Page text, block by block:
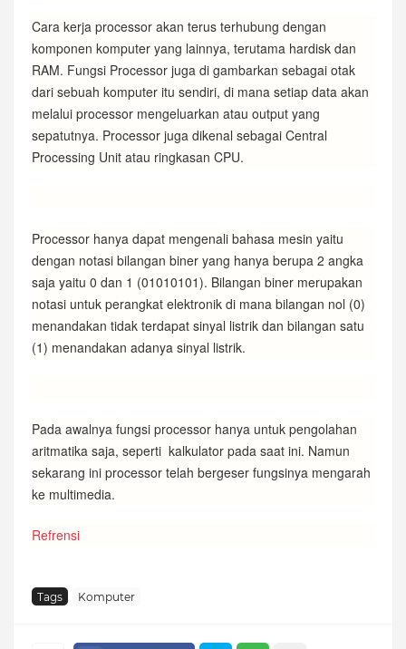
Cara kerja processor akan terus terhubung dengan
komponen komputer yang lainnya, terutama hardisk dan
RAM. Fungsi Processor juga di gambarkan sebagai otak
dari sebuah komputer itu sendiri, di mana setiap data akan
melalui processor mengeluarkan atau output yang
sepatutnya. Processor juga dikenal sebagai Central
Processing Unit atau ringkasan CPU.
Processor hanya dapat mengenali bahasa mesin yaitu
dengan notasi bilangan biner yang hanya berupa 2 angka
saja yaitu 0 dan 1 (01010101). Bilangan biner merupakan
notasi untuk perangkat elektronik di mana bilangan nol (0)
menandakan tidak terdapat sinyal listrik dan bilangan satu
(1) menandakan adanya sinyal listrik.
Pada awalnya fungsi processor hanya untuk pengolahan
aritmatika saja, seperti kalkulator pada saat ini. Namun
sekarang ini processor telah bergeser fungsinya mengarah
ke multimedia.
Refrensi
Tags Komputer